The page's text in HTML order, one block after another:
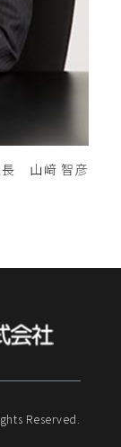
長 山﨑 智彦
Reserved.